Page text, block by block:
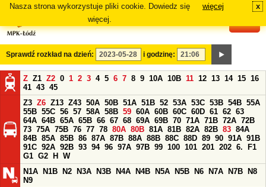
Nasza strona wykorzystuje pliki cookie. Dowiedz się
więcej.
więcej x
Sprawdź rozkład na dzień: i godzinę:
Z Z1 Z2 0 1 2 3 4 5 6 7 8 9 10A 10B 11 12 13 14 15 16
41 43 45
Z3 Z6 Z13 Z43 50A 50B 51A 51B 52 53A 53C 53B 54B 55A
55B 55C 56 57 58A 58B 59 60A 60B 60C 60D 61 62 63
64A 64B 65A 65B 66 67 68 69A 69B 70 71A 71B 72A 72B
73 75A 75B 76 77 78 80A 80B 81A 81B 82A 82B 83 84A
84B 85A 85B 86 87A 87B 88A 88B 88C 88D 89 90 91A 91B
91C 92A 92B 93 94 96 97A 97B 99 100 101 201 202 6.
F1
G1 G2 H
W
N1A
N1B N2 N3A N3B N4A N4B N5A N5B N6 N7A N7B
N8
N9